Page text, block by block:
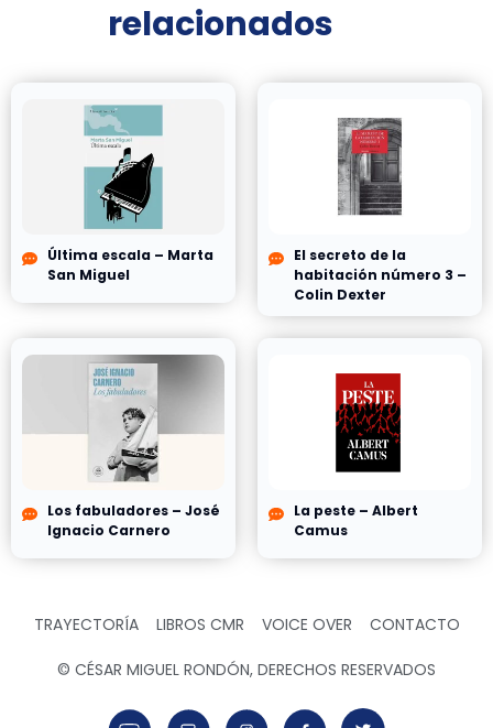
relacionados
Última escala – Marta
San Miguel
El secreto de la
habitación número 3 –
Colin Dexter
Los fabuladores – José
Ignacio Carnero
La peste – Albert
Camus
TRAYECTORÍA LIBROS CMR VOICE OVER CONTACTO
© CÉSAR MIGUEL RONDÓN, DERECHOS RESERVADOS